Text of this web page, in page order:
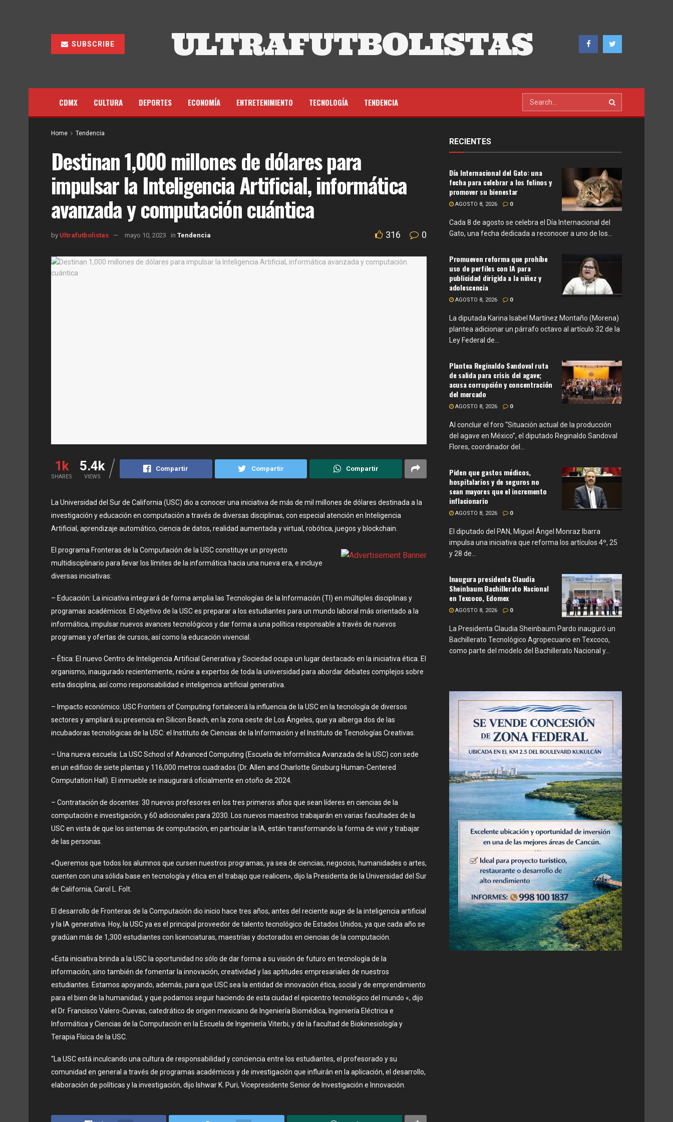
SUBSCRIBE ULTRAFUTBOLISTAS
CDMX CULTURA DEPORTES ECONOMÍA ENTRETENIMIENTO TECNOLOGÍA TENDENCIA
Home Tendencia
Destinan 1,000 millones de dólares para
impulsar la Inteligencia Artificial, informática
avanzada y computación cuántica
by Ultrafutbolistas mayo 10, 2023 in Tendencia 316 0
1k
SHARES
5.4k
VIEWS
Compartir Compartir Compartir
La Universidad del Sur de California (USC) dio a conocer una iniciativa de más de mil millones de dólares destinada a la
investigación y educación en computación a través de diversas disciplinas, con especial atención en Inteligencia
Artificial, aprendizaje automático, ciencia de datos, realidad aumentada y virtual, robótica, juegos y blockchain.
El programa Fronteras de la Computación de la USC constituye un proyecto
multidisciplinario para llevar los límites de la informática hacia una nueva era, e incluye
diversas iniciativas:
– Educación: La iniciativa integrará de forma amplia las Tecnologías de la Información (TI) en múltiples disciplinas y
programas académicos. El objetivo de la USC es preparar a los estudiantes para un mundo laboral más orientado a la
informática, impulsar nuevos avances tecnológicos y dar forma a una política responsable a través de nuevos
programas y ofertas de cursos, así como la educación vivencial.
– Ética: El nuevo Centro de Inteligencia Artificial Generativa y Sociedad ocupa un lugar destacado en la iniciativa ética. El
organismo, inaugurado recientemente, reúne a expertos de toda la universidad para abordar debates complejos sobre
esta disciplina, así como responsabilidad e inteligencia artificial generativa.
– Impacto económico: USC Frontiers of Computing fortalecerá la influencia de la USC en la tecnología de diversos
sectores y ampliará su presencia en Silicon Beach, en la zona oeste de Los Ángeles, que ya alberga dos de las
incubadoras tecnológicas de la USC: el Instituto de Ciencias de la Información y el Instituto de Tecnologías Creativas.
– Una nueva escuela: La USC School of Advanced Computing (Escuela de Informática Avanzada de la USC) con sede
en un edificio de siete plantas y 116,000 metros cuadrados (Dr. Allen and Charlotte Ginsburg Human-Centered
Computation Hall). El inmueble se inaugurará oficialmente en otoño de 2024.
– Contratación de docentes: 30 nuevos profesores en los tres primeros años que sean líderes en ciencias de la
computación e investigación, y 60 adicionales para 2030. Los nuevos maestros trabajarán en varias facultades de la
USC en vista de que los sistemas de computación, en particular la IA, están transformando la forma de vivir y trabajar
de las personas.
«Queremos que todos los alumnos que cursen nuestros programas, ya sea de ciencias, negocios, humanidades o artes,
cuenten con una sólida base en tecnología y ética en el trabajo que realicen», dijo la Presidenta de la Universidad del Sur
de California, Carol L. Folt.
El desarrollo de Fronteras de la Computación dio inicio hace tres años, antes del reciente auge de la inteligencia artificial
y la IA generativa. Hoy, la USC ya es el principal proveedor de talento tecnológico de Estados Unidos, ya que cada año se
gradúan más de 1,300 estudiantes con licenciaturas, maestrías y doctorados en ciencias de la computación.
«Esta iniciativa brinda a la USC la oportunidad no sólo de dar forma a su visión de futuro en tecnología de la
información, sino también de fomentar la innovación, creatividad y las aptitudes empresariales de nuestros
estudiantes. Estamos apoyando, además, para que USC sea la entidad de innovación ética, social y de emprendimiento
para el bien de la humanidad, y que podamos seguir haciendo de esta ciudad el epicentro tecnológico del mundo «, dijo
el Dr. Francisco Valero-Cuevas, catedrático de origen mexicano de Ingeniería Biomédica, Ingeniería Eléctrica e
Informática y Ciencias de la Computación en la Escuela de Ingeniería Viterbi, y de la facultad de Biokinesiología y
Terapia Física de la USC.
“La USC está inculcando una cultura de responsabilidad y conciencia entre los estudiantes, el profesorado y su
comunidad en general a través de programas académicos y de investigación que influirán en la aplicación, el desarrollo,
elaboración de políticas y la investigación, dijo Ishwar K. Puri, Vicepresidente Senior de Investigación e Innovación.
RECIENTES
Día Internacional del Gato: una
fecha para celebrar a los felinos y
promover su bienestar
AGOSTO 8, 2026 0
Cada 8 de agosto se celebra el Día Internacional del
Gato, una fecha dedicada a reconocer a uno de los...
Promueven reforma que prohíbe
uso de perfiles con IA para
publicidad dirigida a la niñez y
adolescencia
AGOSTO 8, 2026 0
La diputada Karina Isabel Martínez Montaño (Morena)
plantea adicionar un párrafo octavo al artículo 32 de la
Ley Federal de...
Plantea Reginaldo Sandoval ruta
de salida para crisis del agave;
acusa corrupción y concentración
del mercado
AGOSTO 8, 2026 0
Al concluir el foro “Situación actual de la producción
del agave en México”, el diputado Reginaldo Sandoval
Flores, coordinador del...
Piden que gastos médicos,
hospitalarios y de seguros no
sean mayores que el incremento
inflacionario
AGOSTO 8, 2026 0
El diputado del PAN, Miguel Ángel Monraz Ibarra
impulsa una iniciativa que reforma los artículos 4º, 25
y 28 de...
Inaugura presidenta Claudia
Sheinbaum Bachillerato Nacional
en Texcoco, Edomex
AGOSTO 8, 2026 0
La Presidenta Claudia Sheinbaum Pardo inauguró un
Bachillerato Tecnológico Agropecuario en Texcoco,
como parte del modelo del Bachillerato Nacional y...